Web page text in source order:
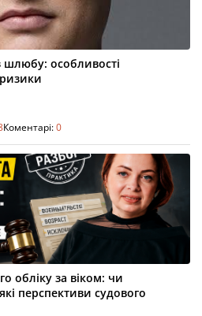
особливості
Коментарі:0
обліку за віком: чи
перспективи судового